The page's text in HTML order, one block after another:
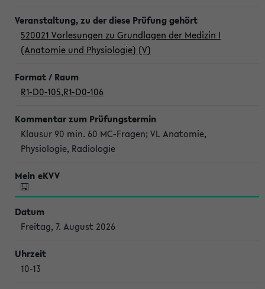
520021 Vorlesungen zu Grundlagen der Medizin I
(Anatomie und Physiologie) (V)
R1-D0-105,R1-D0-106
Klausur 90 min. 60 MC-Fragen; VL Anatomie,
Physiologie, Radiologie
Freitag, 7. August 2026
10-13